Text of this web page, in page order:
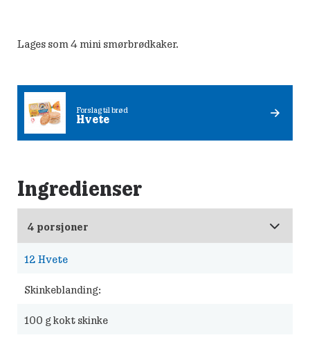
Lages som 4 mini smørbrødkaker.
Forslag til brød
Hvete
Ingredienser
12 Hvete
Skinkeblanding:
100 g kokt skinke